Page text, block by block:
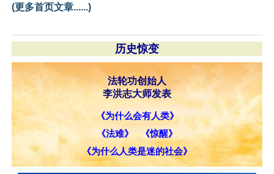
(更多首页文章......)
历史惊变
法轮功创始人
李洪志大师发表
《为什么会有人类》
《法难》
《惊醒》
《为什么人类是迷的社会》